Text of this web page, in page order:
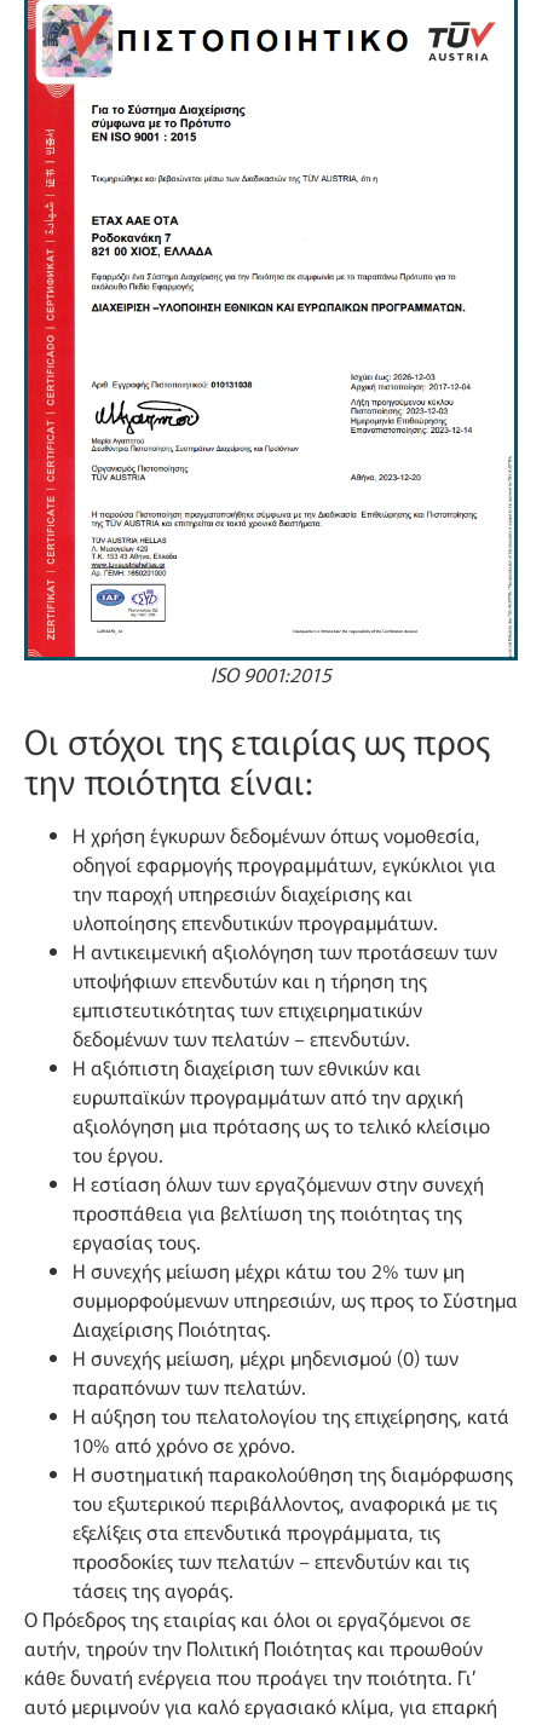
ISO 9001:2015
Οι στόχοι της εταιρίας ως προς
την ποιότητα είναι:
Η χρήση έγκυρων δεδομένων όπως νομοθεσία,
οδηγοί εφαρμογής προγραμμάτων, εγκύκλιοι για
την παροχή υπηρεσιών διαχείρισης και
υλοποίησης επενδυτικών προγραμμάτων.
Η αντικειμενική αξιολόγηση των προτάσεων των
υποψήφιων επενδυτών και η τήρηση της
εμπιστευτικότητας των επιχειρηματικών
δεδομένων των πελατών – επενδυτών.
Η αξιόπιστη διαχείριση των εθνικών και
ευρωπαϊκών προγραμμάτων από την αρχική
αξιολόγηση μια πρότασης ως το τελικό κλείσιμο
του έργου.
Η εστίαση όλων των εργαζόμενων στην συνεχή
προσπάθεια για βελτίωση της ποιότητας της
εργασίας τους.
Η συνεχής μείωση μέχρι κάτω του 2% των μη
συμμορφούμενων υπηρεσιών, ως προς το Σύστημα
Διαχείρισης Ποιότητας.
Η συνεχής μείωση, μέχρι μηδενισμού (0) των
παραπόνων των πελατών.
Η αύξηση του πελατολογίου της επιχείρησης, κατά
10% από χρόνο σε χρόνο.
Η συστηματική παρακολούθηση της διαμόρφωσης
του εξωτερικού περιβάλλοντος, αναφορικά με τις
εξελίξεις στα επενδυτικά προγράμματα, τις
προσδοκίες των πελατών – επενδυτών και τις
τάσεις της αγοράς.
Ο Πρόεδρος της εταιρίας και όλοι οι εργαζόμενοι σε
αυτήν, τηρούν την Πολιτική Ποιότητας και προωθούν
κάθε δυνατή ενέργεια που προάγει την ποιότητα. Γι’
αυτό μεριμνούν για καλό εργασιακό κλίμα, για επαρκή